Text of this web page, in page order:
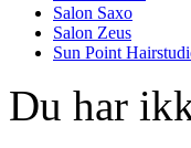
Salon Saxo
Salon Zeus
Sun Point
Du har